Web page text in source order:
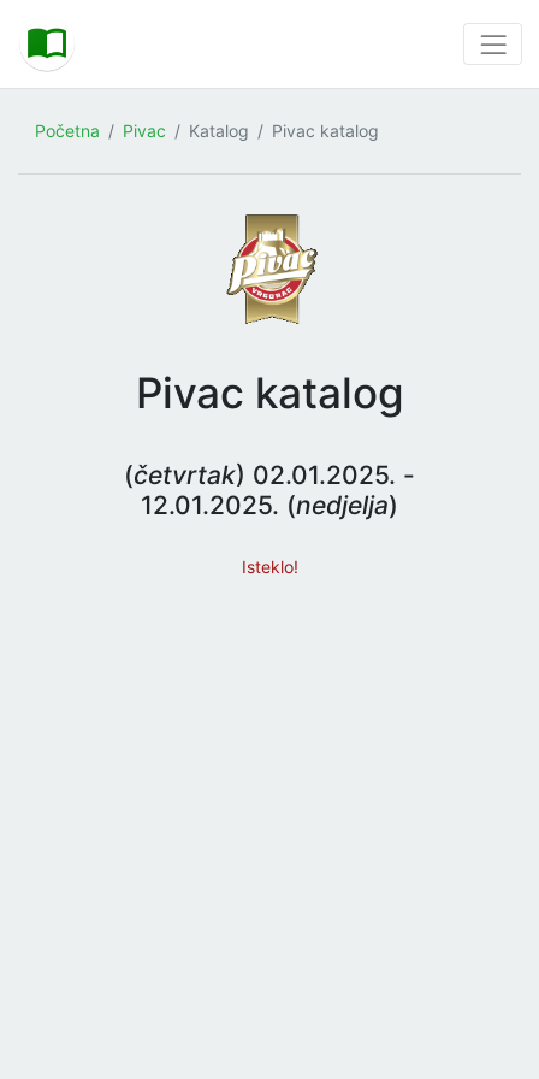
Početna Pivac Katalog Pivac katalog
Pivac katalog
(četvrtak) 02.01.2025. -
12.01.2025. (nedjelja)
Isteklo!